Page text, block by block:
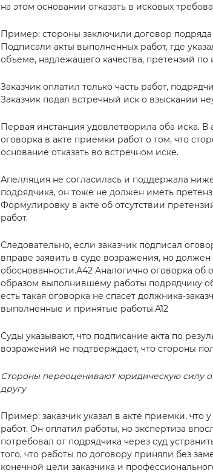
на этом основании отказать в исковых
Пример: стороны заключили договор
Подписали акты выполненных работ, где
объеме, надлежащего качества, претензий по
Заказчик оплатил только часть работ,
Заказчик подал встречный иск о взыскании
Первая инстанция удовлетворила оба иска.
оговорка в акте приемки работ о том, что
основание отказать во встречном иске.
Апелляция не согласилась и поддержала
подрядчика, он тоже не должен иметь
Формулировку в акте об отсутствии
работ.
Следовательно, если заказчик подписал
вправе заявить в суде возражения, но должен
обоснованности.А42 Аналогично оговорка
образом выполнившему работы подрядчику
есть такая оговорка не спасет должника-
выполненные и принятые работы.А12
Суды указывают, что подписание акта по
возражений не подтверждает, что стороны
Стороны переоценивают юридическую силу
другу
Пример: заказчик указал в акте приемки, что
работ. Он оплатил работы, но экспертиза
потребовал от подрядчика через суд
того, что работы по договору приняли без
конечной цели заказчика и